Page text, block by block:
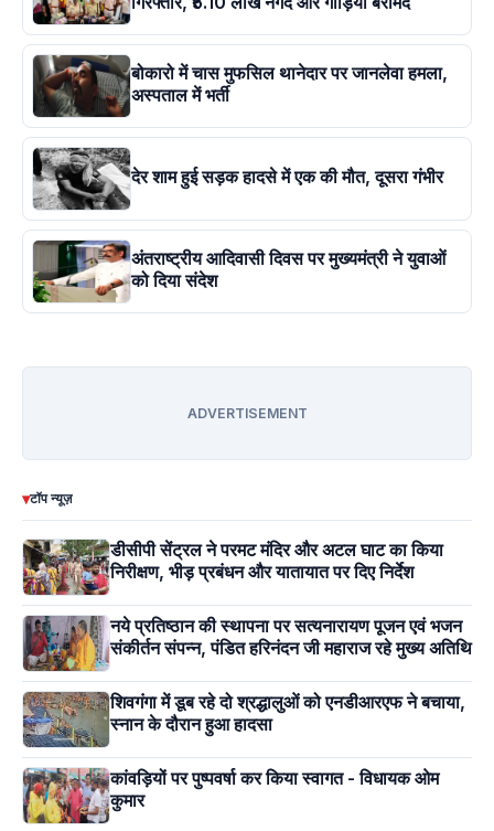
बोकारो में चास मुफसिल थानेदार पर जानलेवा हमला,
अस्पताल में भर्ती
देर शाम हुई सड़क हादसे में एक की मौत, दूसरा गंभीर
अंतराष्ट्रीय आदिवासी दिवस पर मुख्यमंत्री ने युवाओं
को दिया संदेश
ADVERTISEMENT
▾टॉप न्यूज़
डीसीपी सेंट्रल ने परमट मंदिर और अटल घाट का किया
निरीक्षण, भीड़ प्रबंधन और यातायात पर दिए निर्देश
नये प्रतिष्ठान की स्थापना पर सत्यनारायण पूजन एवं भजन
संकीर्तन संपन्न, पंडित हरिनंदन जी महाराज रहे मुख्य अतिथि
शिवगंगा में डूब रहे दो श्रद्धालुओं को एनडीआरएफ ने बचाया,
स्नान के दौरान हुआ हादसा
कांवड़ियों पर पुष्पवर्षा कर किया स्वागत - विधायक ओम
कुमार